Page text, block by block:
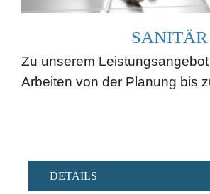
SANITÄR
Zu unserem
Arbeiten von der Planung bis
DETAILS